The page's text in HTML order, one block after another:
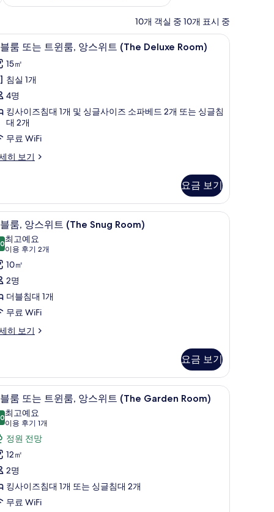
10개 객실 중 10개 표시 중
미/다리미판, 각각 다른 스타일의 인테리어, 각각 다르게 가구 비치, 침대 시트
다리미/다리미판, 각각 다른 스타일의 인테리
8 룸 또는 트윈룸, 앙스위트 (The Deluxe Room)
15㎡
침실 1개
4명
킹사이즈침대 1개 및 싱글사이즈 소파베드 2개 또는 싱글침
대 2개
무료 WiFi
히 보기
요금 보기
가구 비치, 침대 시트
리어, 각각 다르게 가구 비치, 침대 시트다리미/다리미판, 각각 다른 스타일의 인테리
7 룸, 앙스위트 (The Snug Room)
점 만점 중 10점
최고예요
이용 후기 2개
(이
용
후
기
개)
10㎡
2명
더블침대 1개
무료 WiFi
히 보기
요금 보기
리어, 각각 다르게 가구 비치, 침대 시트다리미/다리미판, 각각 다른 스타일의 인테리
8 룸 또는 트윈룸, 앙스위트 (The Garden Room)
점 만점 중 10점
최고예요
이용 후기 1개
(이
용
후
기
1
개)
정원 전망
12㎡
2명
킹사이즈침대 1개 또는 싱글침대 2개
무료 WiFi